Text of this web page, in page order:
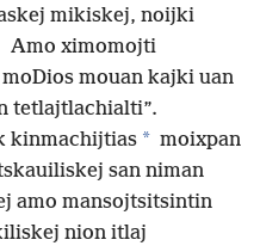
mikiskej, noijki
Amo ximomojti
mouan kajki uan
tetlajtlachialti”.
kinmachijtias * moixpan
san niman
amo mansojtsitsintin
nion itlaj